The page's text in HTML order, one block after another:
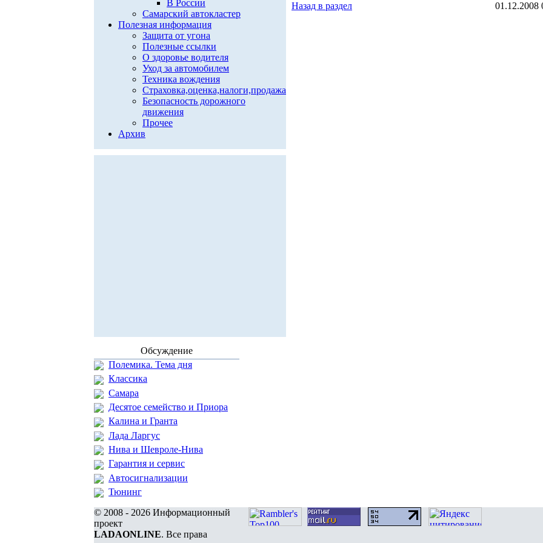
В России
Самарский автокластер
Полезная информация
Защита от угона
Полезные ссылки
О здоровье водителя
Уход за автомобилем
Техника вождения
Страховка,оценка,налоги,продажа
Безопасность дорожного
движения
Прочее
Архив
Обсуждение
Полемика. Тема дня
Классика
Самара
Десятое семейство и Приора
Калина и Гранта
Лада Ларгус
Нива и Шевроле-Нива
Гарантия и сервис
Автосигнализации
Тюнинг
Назад в раздел
01.12.2008
© 2008 - 2026 Информационный
проект
LADAONLINE. Все права